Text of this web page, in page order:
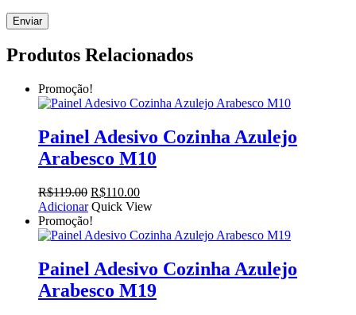
Produtos Relacionados
Promoção!
Painel Adesivo Cozinha Azulejo
Arabesco M10
R$119.00 O
preço
original
era:
R$110.00O
preço
é:
Adicionar Quick View
Promoção!
Painel Adesivo Cozinha Azulejo
Arabesco M19